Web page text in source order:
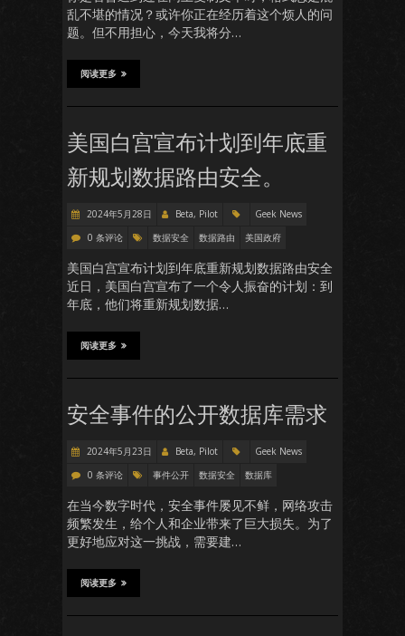
乱不堪的情况？或许你正在经历着这个烦人的问
题。但不用担心，今天我将分…
阅读更多
美国白宫宣布计划到年底重
新规划数据路由安全。
2024年5月28日 Beta, Pilot
Geek News
0 条评论
数据安全 数据路由 美国政府
美国白宫宣布计划到年底重新规划数据路由安全
近日，美国白宫宣布了一个令人振奋的计划：到
年底，他们将重新规划数据…
阅读更多
安全事件的公开数据库需求
2024年5月23日 Beta, Pilot
Geek News
0 条评论
事件公开 数据安全 数据库
在当今数字时代，安全事件屡见不鲜，网络攻击
频繁发生，给个人和企业带来了巨大损失。为了
更好地应对这一挑战，需要建…
阅读更多